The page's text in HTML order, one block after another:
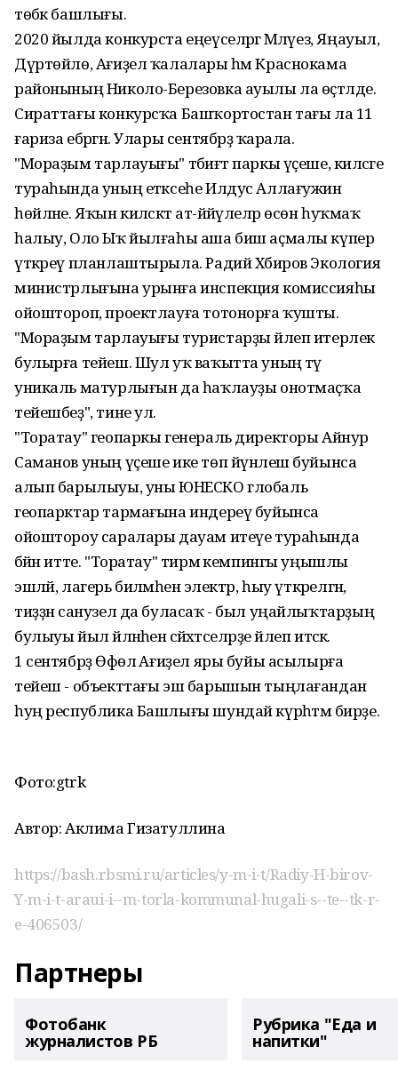
төбәк башлығы.
2020 йылда конкурста еңеүселәргә Мәләүез, Яңауыл,
Дүртөйлө, Ағиҙел ҡалалары һәм Краснокама
районының Николо-Березовка ауылы ла өҫтәлде.
Сираттағы конкурсҡа Башҡортостан тағы ла 11
ғариза ебәргән. Улары сентябрҙә ҡарала.
"Мораҙым тарлауығы" тәбиғәт паркы үҫеше, киләсәге
тураһында уның етәксеһе Илдус Аллағужин
һөйләне. Яҡын киләсәктә ат-йәйәүлеләр өсөн һуҡмаҡ
һалыу, Оло Ыҡ йылғаһы аша биш аҫмалы күпер
үткәреү планлаштырыла. Радий Хәбиров Экология
министрлығына урынға инспекция комиссияһы
ойоштороп, проектлауға тотонорға ҡушты.
"Мораҙым тарлауығы туристарҙы йәлеп итерлек
булырға тейеш. Шул уҡ ваҡытта уның тәү
уникаль матурлығын да һаҡлауҙы онотмаҫҡа
тейешбеҙ", тине ул.
"Торатау" геопаркы генераль директоры Айнур
Саманов уның үҫеше ике төп йүнәлеш буйынса
алып барылыуы, уны ЮНЕСКО глобаль
геопарктар тармағына индереү буйынса
ойоштороу саралары дауам итеүе тураһында
бәйән итте. "Торатау" тирмә кемпингы уңышлы
эшләй, лагерь биләмәһенә электр, һыу үткәрелгән,
тиҙҙән санузел да буласаҡ - был уңайлыҡтарҙың
булыуы йыл әйләнәһенә сәйәхәтселәрҙе йәлеп итәсәк.
1 сентябрҙә Өфөлә Ағиҙел яры буйы асылырға
тейеш - объекттағы эш барышын тыңлағандан
һуң республика Башлығы шундай күрһәтмә бирҙе.
Фото:gtrk
Автор: Аклима Гизатуллина
https://bash.rbsmi.ru/articles/y-m-i-t/Radiy-H-birov-
Y-m-i-t-araui-i--m-torla-kommunal-hugali-s--te--tk-r-
e-406503/
Партнеры
Фотобанк
журналистов РБ
Рубрика "Еда и
напитки"